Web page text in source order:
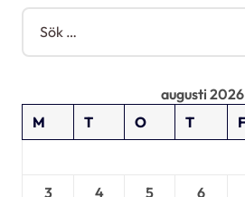
i
n
S
k
e
augusti 2026
M
T O T F
3
4 5 6